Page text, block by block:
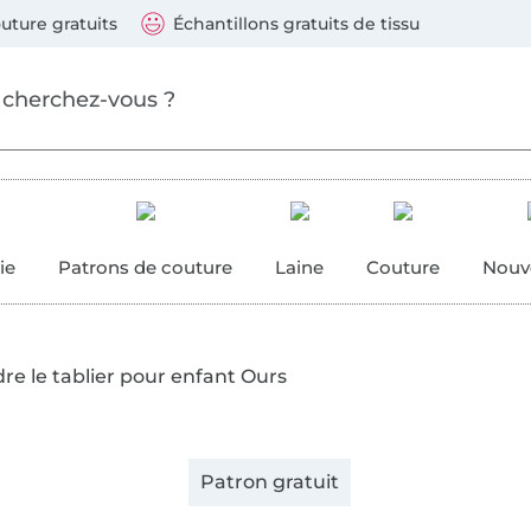
gratuits Échantillons gratuits de tissu
Patrons de couture Laine Couture
le tablier pour enfant Ours
Patron gratuit
suivants : Visa, Mastercard, Carte bleue, PayPal,